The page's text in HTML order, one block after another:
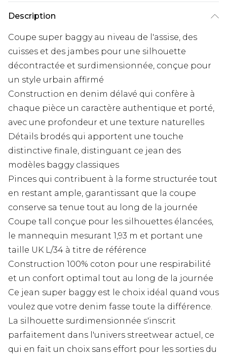
Description
Coupe super baggy au niveau de l'assise, des
cuisses et des jambes pour une silhouette
décontractée et surdimensionnée, conçue pour
un style urbain affirmé
Construction en denim délavé qui confère à
chaque pièce un caractère authentique et porté,
avec une profondeur et une texture naturelles
Détails brodés qui apportent une touche
distinctive finale, distinguant ce jean des
modèles baggy classiques
Pinces qui contribuent à la forme structurée tout
en restant ample, garantissant que la coupe
conserve sa tenue tout au long de la journée
Coupe tall conçue pour les silhouettes élancées,
le mannequin mesurant 1,93 m et portant une
taille UK L/34 à titre de référence
Construction 100% coton pour une respirabilité
et un confort optimal tout au long de la journée
Ce jean super baggy est le choix idéal quand vous
voulez que votre denim fasse toute la différence.
La silhouette surdimensionnée s'inscrit
parfaitement dans l'univers streetwear actuel, ce
qui en fait un choix sans effort pour les sorties du